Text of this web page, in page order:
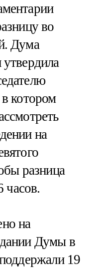
во
Дума
котором
на
разница
часов.
на
Думы в
19